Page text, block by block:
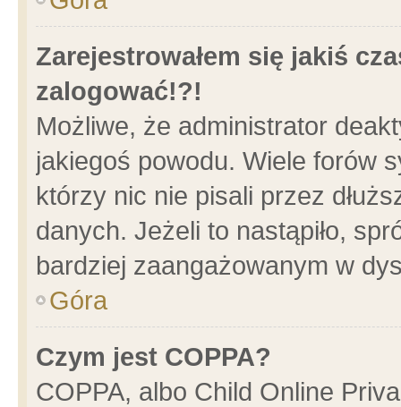
Zarejestrowałem się jakiś
zalogować!?!
Możliwe, że administrator
jakiegoś powodu. Wiele forów
którzy nic nie pisali przez
danych. Jeżeli to nastąpiło,
bardziej zaangażowanym w
Góra
Czym jest COPPA?
COPPA, albo Child Online